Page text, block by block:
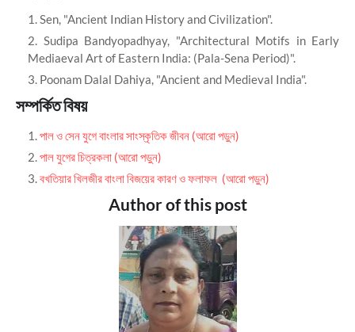
Sen, "Ancient Indian History and Civilization".
Sudipa Bandyopadhyay, "Architectural Motifs in Early
Mediaeval Art of Eastern India: (Pala-Sena Period)".
Poonam Dalal Dahiya, "Ancient and Medieval India".
সম্পর্কিত বিষয়
পাল ও সেন যুগে বাংলার সাংস্কৃতিক জীবন (আরো পড়ুন)
পাল যুগের চিত্রকলা (আরো পড়ুন)
বখতিয়ার খিলজীর বাংলা বিজয়ের কারণ ও ফলাফল (আরো পড়ুন)
Author of this post